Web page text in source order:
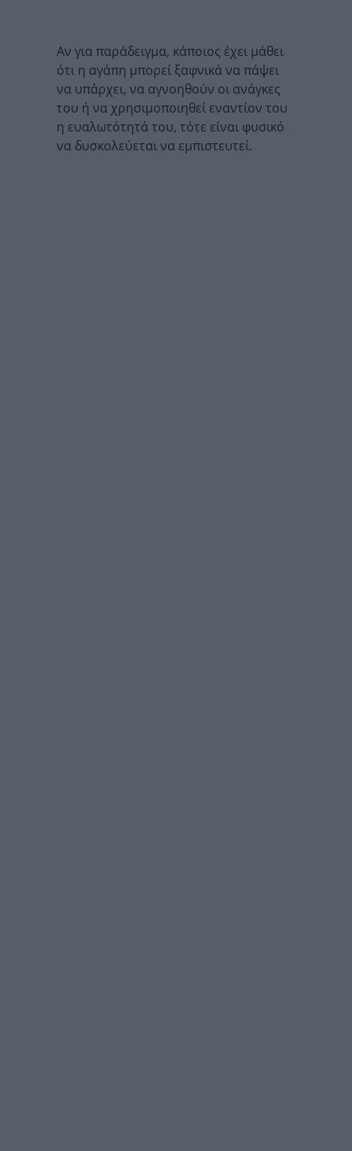
Αν για παράδειγμα, κάποιος έχει μάθει
ότι η αγάπη μπορεί ξαφνικά να πάψει
να υπάρχει, να αγνοηθούν οι ανάγκες
του ή να χρησιμοποιηθεί εναντίον του
η ευαλωτότητά του, τότε είναι φυσικό
να δυσκολεύεται να εμπιστευτεί.